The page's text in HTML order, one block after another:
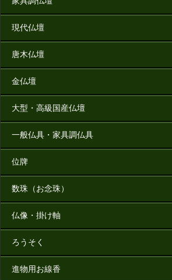
現代仏壇
唐木仏壇
金仏壇
大型・高級国産仏壇
一般仏具・家具調仏具
位牌
数珠（お念珠）
仏像・掛け軸
ろうそく
進物用お線香